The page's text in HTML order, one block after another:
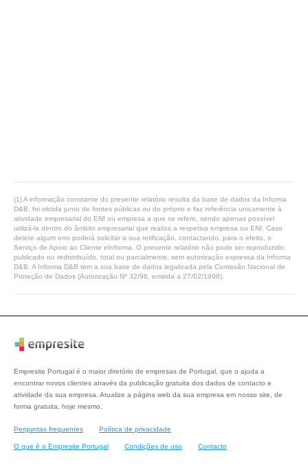
(1) A informação constante do presente relatório resulta da base de dados da Informa
D&B, foi obtida junto de fontes públicas ou do próprio e faz referência unicamente à
atividade empresarial do ENI ou empresa a que se refere, sendo apenas possível
utilizá-la dentro do âmbito empresarial que realiza a respetiva empresa ou ENI. Caso
detete algum erro poderá solicitar a sua retificação, contactando, para o efeito, o
Serviço de Apoio ao Cliente eInforma. O presente relatório não pode ser reproduzido,
publicado ou redistribuído, total ou parcialmente, sem autorização expressa da Informa
D&B. A Informa D&B tem a sua base de dados legalizada pela Comissão Nacional de
Proteção de Dados (Autorização Nº 32/96, emitida a 27/02/1996).
Empresite Portugal é o maior diretório de empresas de Portugal, que o ajuda a
encontrar novos clientes através da publicação gratuita dos dados de contacto e
atividade da sua empresa. Atualize a página web da sua empresa em nosso site, de
forma gratuita, hoje mesmo.
Perguntas frequentes Política de privacidade
O que é o Empresite Portugal Condições de uso Contacto